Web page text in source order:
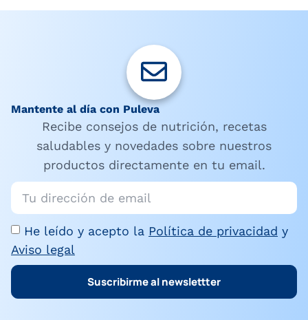
Mantente al día con Puleva
Recibe consejos de nutrición, recetas
saludables y novedades sobre nuestros
productos directamente en tu email.
He leído y acepto la Política de privacidad y
Aviso legal
Suscribirme al newslettter